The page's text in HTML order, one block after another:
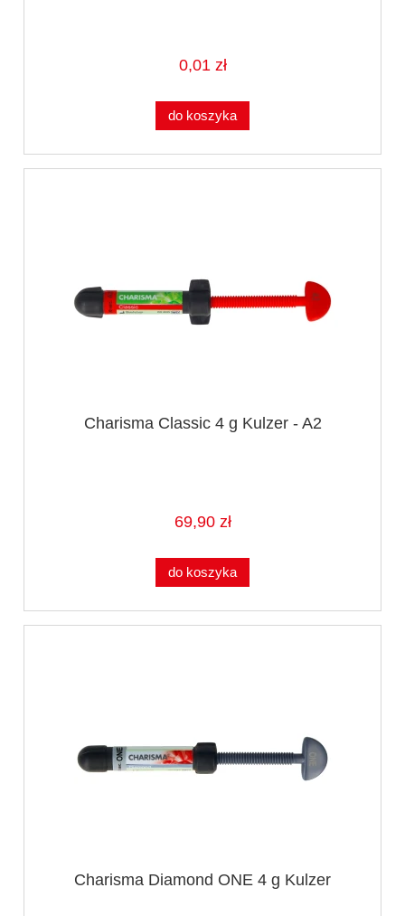
0,01 zł
do koszyka
Charisma Classic 4 g Kulzer - A2
69,90 zł
do koszyka
Charisma Diamond ONE 4 g Kulzer